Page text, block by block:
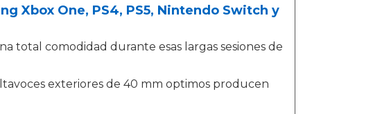
Xbox One, PS4, PS5, Nintendo Switch y
total comodidad durante esas largas sesiones de
exteriores de 40 mm optimos producen